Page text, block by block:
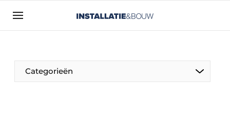
Aanmelden
Bedrijven
Contact
Categorieën